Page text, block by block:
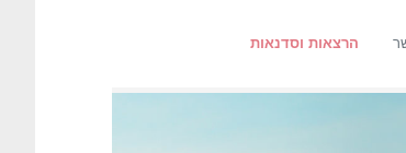
הרצאות וסדנאות